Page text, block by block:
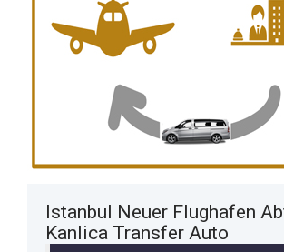
Istanbul Neuer Flughafen
Kanlica Transfer Auto